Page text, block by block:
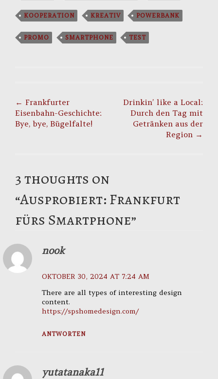
KOOPERATION KREATIV POWERBANK
PROMO SMARTPHONE TEST
navigation
← Frankfurter
Eisenbahn-Geschichte:
Bye, bye, Bügelfalte!
Drinkin’ like a Local:
Durch den Tag mit
Getränken aus der
Region →
3 thoughts on
“Ausprobiert: Frankfurt
fürs Smartphone”
nook
OKTOBER 30, 2024 AT 7:24 AM
There are all types of interesting design
content.
https://spshomedesign.com/
ANTWORTEN
yutatanaka11